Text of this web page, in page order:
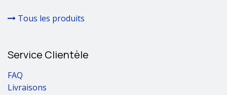
Tous les produits
Service Clientèle
FAQ
Livraisons